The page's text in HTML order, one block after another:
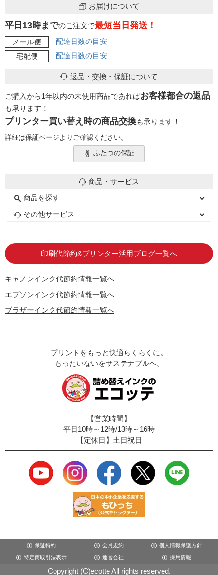
お届けについて
平日13時までのご注文で最短当日発送！
メール便
配達日数の目安
宅配便
配達日数の目安
返品・交換・保証について
ご購入から1年以内の未使用商品であればお客様都合の返品
も承ります！
プリンター買い替え時の商品交換も承ります！
詳細は保証ページよりご確認ください。
ふたつの保証
商品・サービス
商品を探す
初心者用セット
キャノンインク
エプソンインク
ブラザーインク
詰め替えインク
互換インクボトル
互換インクカートリッジ
再生インクカートリッジ
トナーカートリッジ
その他サービス
印刷代節約&プリンター活用ブログ一覧へ
キャノンインク代節約情報一覧へ
エプソンインク代節約情報一覧へ
ブラザーインク代節約情報一覧へ
プリントをもっと快適らくらくに。
もったいないをサステナブルへ。
【営業時間】
平日10時～12時/13時～16時
【定休日】土日祝日
保証特約 会員規約 個人情報保護方針
特定商取引法表示 運営会社 採用情報
Copyright (C)ecotte All rights reserved.